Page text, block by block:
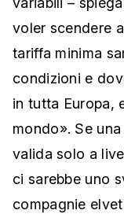
voler scendere
tariffa minima
condizioni e
in tutta Europa,
mondo». Se
valida solo a
ci sarebbe uno
compagnie